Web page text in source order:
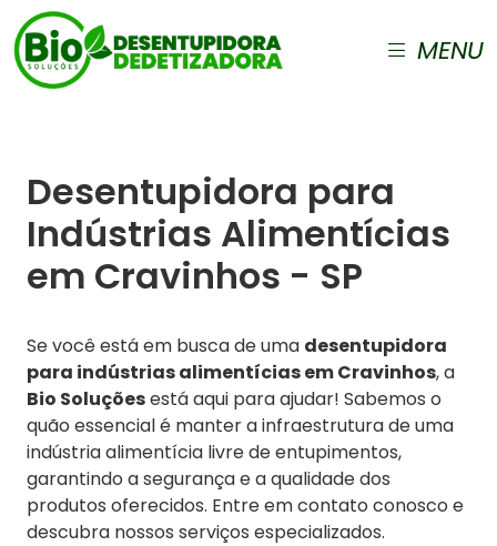
MENU
Desentupidora para
Indústrias Alimentícias
em Cravinhos - SP
Se você está em busca de uma desentupidora
para indústrias alimentícias em Cravinhos, a
Bio Soluçõesestá aqui para ajudar! Sabemos o
quão essencial é manter a infraestrutura de uma
indústria alimentícia livre de entupimentos,
garantindo a segurança e a qualidade dos
produtos oferecidos. Entre em contato conosco e
descubra nossos serviços especializados.